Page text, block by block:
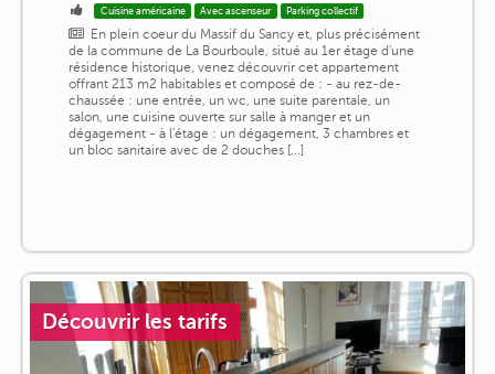
Cuisine américaine Avec ascenseur Parking collectif
En plein coeur du Massif du Sancy et, plus précisément
de la commune de La Bourboule, situé au 1er étage d'une
résidence historique, venez découvrir cet appartement
offrant 213 m2 habitables et composé de : - au rez-de-
chaussée : une entrée, un wc, une suite parentale, un
salon, une cuisine ouverte sur salle à manger et un
dégagement - à l'étage : un dégagement, 3 chambres et
un bloc sanitaire avec de 2 douches [...]
Découvrir les tarifs